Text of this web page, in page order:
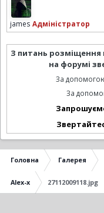
james Адміністратор
З питань розміщення
на форумі
За
За
Головна Галерея
Alex-x 27112009118.jpg